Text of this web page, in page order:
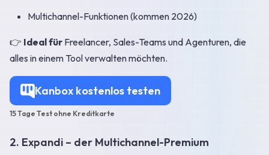
Multichannel-Funktionen (kommen 2026)
👉 Ideal für Freelancer, Sales-Teams und Agenturen, die
alles in einem Tool verwalten möchten.
Kanbox kostenlos testen
15 Tage Test ohne Kreditkarte
2. Expandi – der Multichannel-Premium